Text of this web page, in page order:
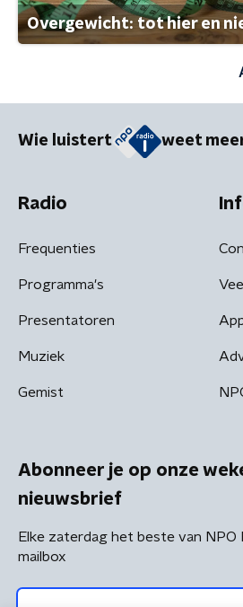
Overgewicht: tot hier en
Wie luistert weet
Radio
Frequenties
Programma's
Presentatoren
Muziek
Gemist
Abonneer je op onze
nieuwsbrief
Elke zaterdag het beste van NPO
mailbox